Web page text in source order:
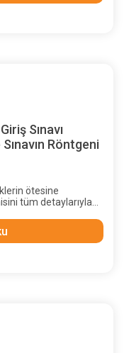
Sınavı
Röntgeni
ötesine
tüm detaylarıyla
yol haritasını